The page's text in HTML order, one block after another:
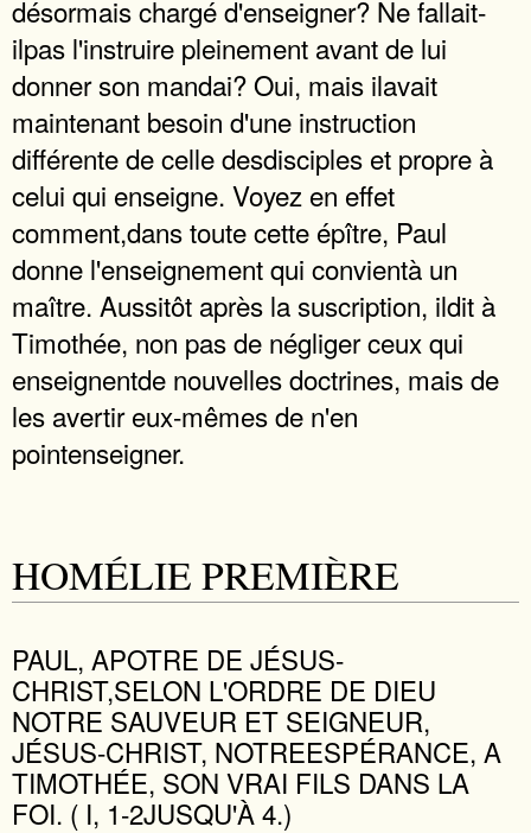
désormais chargé d'enseigner? Ne fallait-
ilpas l'instruire pleinement avant de lui
donner son mandai? Oui, mais ilavait
maintenant besoin d'une instruction
différente de celle desdisciples et propre à
celui qui enseigne. Voyez en effet
comment,dans toute cette épître, Paul
donne l'enseignement qui convientà un
maître. Aussitôt après la suscription, ildit à
Timothée, non pas de négliger ceux qui
enseignentde nouvelles doctrines, mais de
les avertir eux-mêmes de n'en
pointenseigner.
HOMÉLIE PREMIÈRE
PAUL, APOTRE DE JÉSUS-
CHRIST,SELON L'ORDRE DE DIEU
NOTRE SAUVEUR ET SEIGNEUR,
JÉSUS-CHRIST, NOTREESPÉRANCE, A
TIMOTHÉE, SON VRAI FILS DANS LA
FOI. ( I, 1-2JUSQU'À 4.)